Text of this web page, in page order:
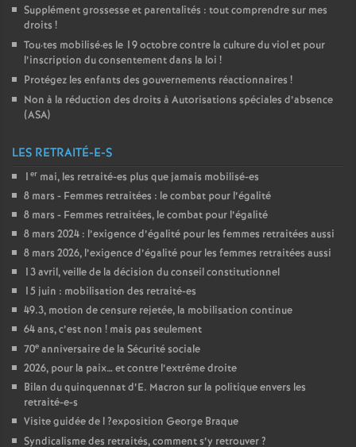
Supplément grossesse et parentalités : tout comprendre sur mes
droits !
Tou·tes mobilisé·es le 19 octobre contre la culture du viol et pour
l’inscription du consentement dans la loi !
Protégez les enfants des gouvernements réactionnaires !
Non à la réduction des droits à Autorisations spéciales d’absence
(ASA)
LES RETRAITÉ-E-S
1 er mai, les retraité-es plus que jamais mobilisé-es
8 mars - Femmes retraitées : le combat pour l’égalité
8 mars - Femmes retraitées, le combat pour l’égalité
8 mars 2024 : l’exigence d’égalité pour les femmes retraitées aussi
8 mars 2026, l’exigence d’égalité pour les femmes retraitées aussi
13 avril, veille de la décision du conseil constitutionnel
15 juin : mobilisation des retraité-es
49.3, motion de censure rejetée, la mobilisation continue
64 ans, c’est non ! mais pas seulement
70e anniversaire de la Sécurité sociale
2026, pour la paix… et contre l’extrême droite
Bilan du quinquennat d’E. Macron sur la politique envers les
retraité-e-s
Visite guidée de l?exposition George Braque
Syndicalisme des retraités, comment s’y retrouver?